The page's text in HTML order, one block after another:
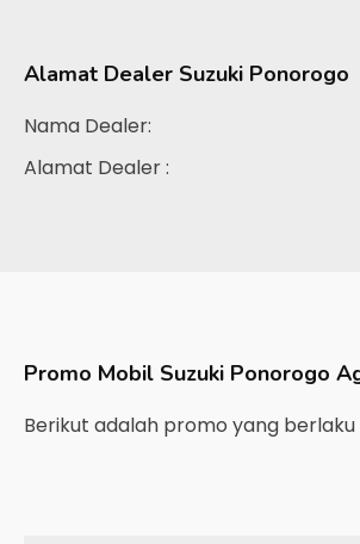
Alamat Dealer Suzuki Ponorogo
Nama Dealer:
Alamat Dealer :
Promo Mobil Suzuki Ponorogo
Berikut adalah promo yang berlaku